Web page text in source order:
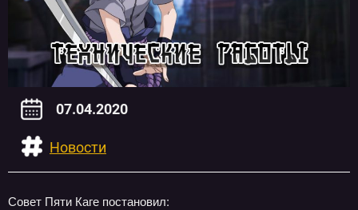
07.04.2020
Новости
Совет Пяти Каге постановил:
Навигация
по
записям